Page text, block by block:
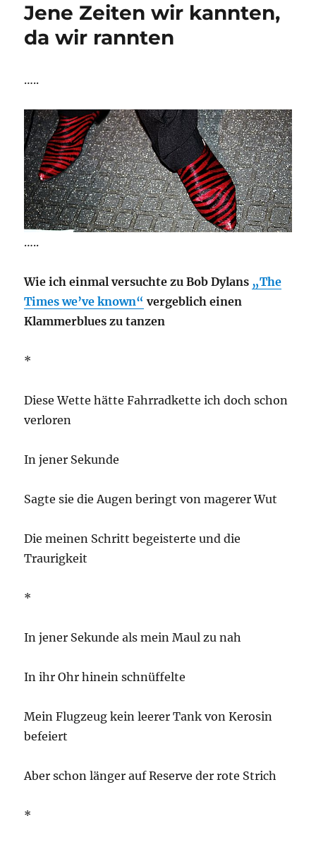
Jene Zeiten wir kannten,
da wir rannten
…..
…..
Wie ich einmal versuchte zu Bob Dylans „The
Times we’ve known“ vergeblich einen
Klammerblues zu tanzen
*
Diese Wette hätte Fahrradkette ich doch schon
verloren
In jener Sekunde
Sagte sie die Augen beringt von magerer Wut
Die meinen Schritt begeisterte und die
Traurigkeit
*
In jener Sekunde als mein Maul zu nah
In ihr Ohr hinein schnüffelte
Mein Flugzeug kein leerer Tank von Kerosin
befeiert
Aber schon länger auf Reserve der rote Strich
*